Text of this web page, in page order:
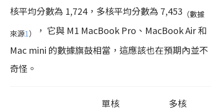
核平均分數為 1,724，多核平均分數為 7,453 （數據
來源1）
， 它與 ‌M1‌ MacBook Pro、MacBook Air 和
Mac mini 的數據旗鼓相當，這應該也在預期內並不
奇怪。
單核 多核